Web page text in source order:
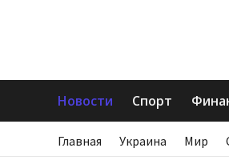
Новости Спорт
Главная Украина Мир